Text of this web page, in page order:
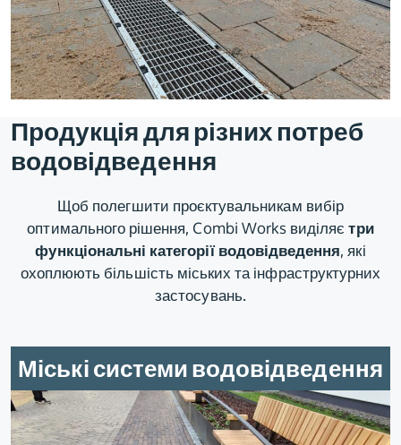
Продукція для різних потреб
водовідведення
Щоб полегшити проєктувальникам вибір
оптимального рішення, Combi Works виділяєтри
функціональні категорії водовідведення, які
охоплюють більшість міських та інфраструктурних
застосувань.
Міські системи водовідведення